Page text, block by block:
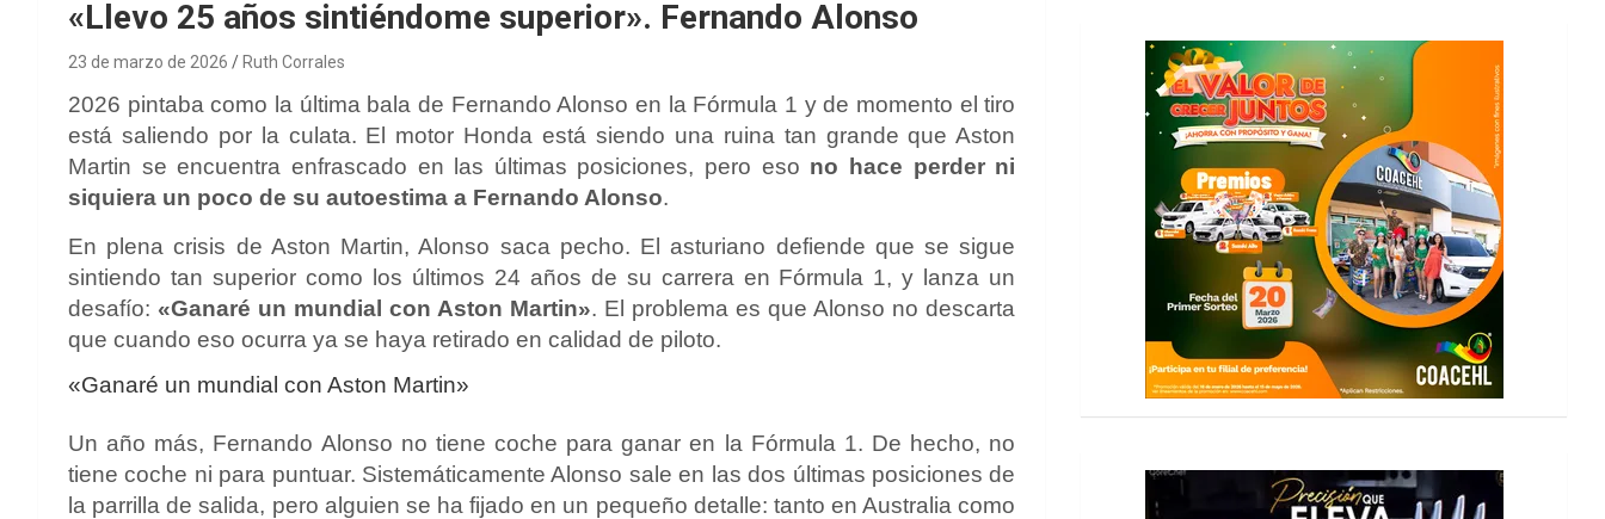
«Llevo 25 años sintiéndome superior». Fernando Alonso
23 de marzo de 2026 Ruth Corrales
2026 pintaba como la última bala de Fernando Alonso en la Fórmula 1 y de momento el tiro
está saliendo por la culata. El motor Honda está siendo una ruina tan grande que Aston
Martin se encuentra enfrascado en las últimas posiciones, pero eso no hace perder ni
siquiera un poco de su autoestima a Fernando Alonso.
En plena crisis de Aston Martin, Alonso saca pecho. El asturiano defiende que se sigue
sintiendo tan superior como los últimos 24 años de su carrera en Fórmula 1, y lanza un
desafío: «Ganaré un mundial con Aston Martin». El problema es que Alonso no descarta
que cuando eso ocurra ya se haya retirado en calidad de piloto.
«Ganaré un mundial con Aston Martin»
Un año más, Fernando Alonso no tiene coche para ganar en la Fórmula 1. De hecho, no
tiene coche ni para puntuar. Sistemáticamente Alonso sale en las dos últimas posiciones de
la parrilla de salida, pero alguien se ha fijado en un pequeño detalle: tanto en Australia como